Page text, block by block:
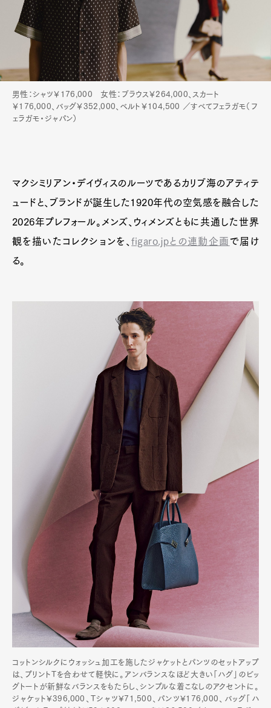
Art&DesignWatch
GourmetCars
男性：シャツ￥176,000 女性：ブラウス￥264,000、スカート
￥176,000、バッグ￥352,000、ベルト￥104,500 ／すべてフェラガモ（フ
ェラガモ・ジャパン）
マクシミリアン・デイヴィスのルーツであるカリブ海のアティテ
ュードと、ブランドが誕生した1920年代の空気感を融合した
2026年プレフォール。メンズ、ウィメンズともに共通した世界
観を描いたコレクションを、figaro.jpとの連動企画 で届け
る。
コットンシルクにウォッシュ加工を施したジャケットとパンツのセットアップ
は、プリントTを合わせて軽快に。アンバランスなほど大きい「ハグ」のビッ
グトートが新鮮なバランスをもたらし、シンプルな着こなしのアクセントに。
ジャケット¥396,000、Tシャツ¥71,500、パンツ¥176,000、バッグ「ハ